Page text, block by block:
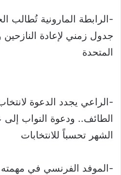
-الرابطة المارونية تُطالب
جدول زمني لإعادة النازحين
المتحدة
-الراعي يجدد الدعوة
الطائف.. ودعوة النواب إلى
الشهر تحسباً للانتخابات
-الموفد الفرنسي في مهمته